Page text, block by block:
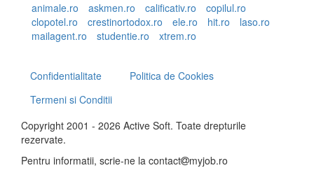
animale.ro
askmen.ro calificativ.ro
copilul.ro
clopotel.ro
crestinortodox.ro ele.ro hit.ro
laso.ro
mailagent.ro
studentie.ro xtrem.ro
Confidentialitate
Politica de Cookies
Termeni si Conditii
Copyright 2001 - 2026 Active Soft. Toate drepturile
rezervate.
Pentru informatii, scrie-ne la contact myjob.ro